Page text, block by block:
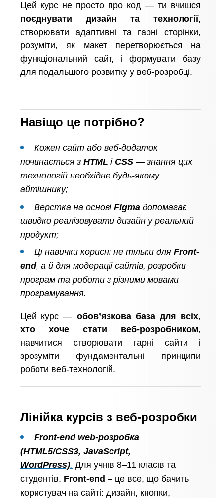
Цей курс не просто про код — ти вчишся
поєднувати дизайн та технології,
створювати адаптивні та гарні сторінки,
розуміти, як макет перетворюється на
функціональний сайт, і формувати базу
для подальшого розвитку у веб-розробці.
Навіщо це потрібно?
Кожен сайт або веб-додаток
починається з HTML і CSS — знання цих
технологій необхідне будь-якому
айтішнику;
Верстка на основі Figma допомагає
швидко реалізовувати дизайн у реальний
продукт;
Ці навички корисні не тільки для Front-
end, а й для модерації сайтів, розробки
програм та роботи з різними мовами
програмування.
Цей курс — обов’язкова база для всіх,
хто хоче стати веб-розробником,
навчитися створювати гарні сайти і
зрозуміти фундаментальні принципи
роботи веб-технологій.
Лінійка курсів з веб-розробки
Front-end web-розробка
(HTML5/CSS3, JavaScript,
WordPress). Для учнів 8–11 класів та
студентів. Front-end – це все, що бачить
користувач на сайті: дизайн, кнопки,